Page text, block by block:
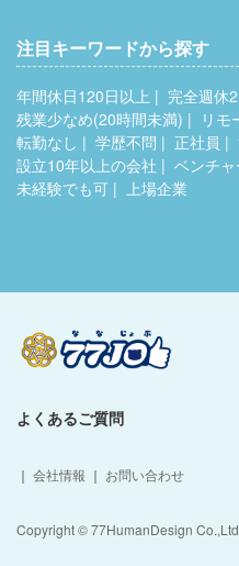
注目キーワードから探す
年間休日120日以上 完全週休
残業少なめ(20時間未満)
リモ
転勤なし
学歴不問 正社員
設立10年以上の会社
ベンチ
未経験でも可
上場企業
よくあるご質問
｜ 会社情報 ｜ お問い合わせ
Copyright © 77HumanDesign